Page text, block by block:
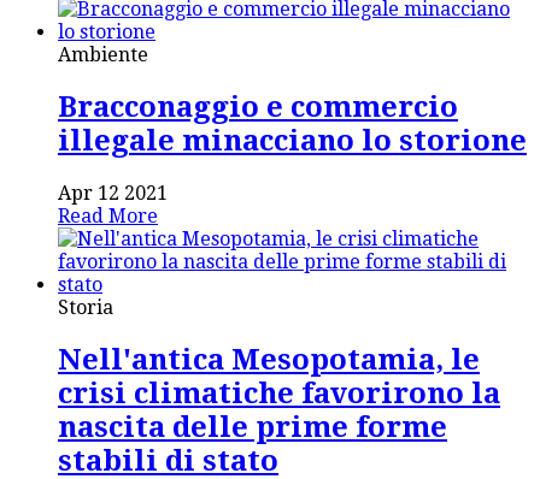
Ambiente
Bracconaggio e commercio
illegale minacciano lo storione
Apr 12 2021
Read More
Storia
Nell'antica Mesopotamia, le
crisi climatiche favorirono la
nascita delle prime forme
stabili di stato